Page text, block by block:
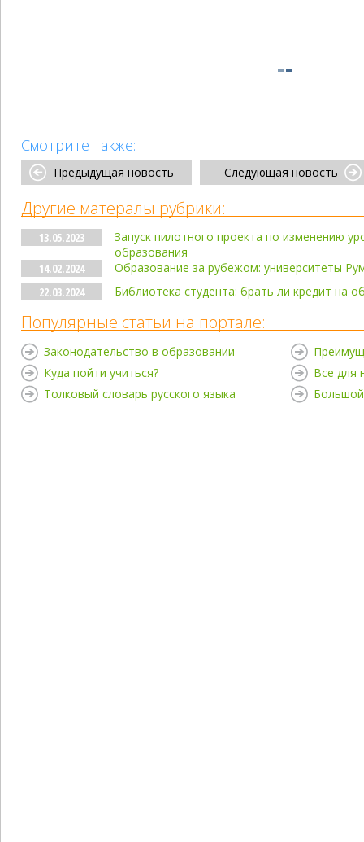
Смотрите также:
Предыдущая новость Следующая новость
Другие матералы рубрики:
13.05.2023
Запуск пилотного проекта по изменению
образования
14.02.2024
Образование за рубежом: университеты
22.03.2024
Библиотека студента: брать ли кредит на
Популярные статьи на портале:
Законодательство в образовании
Куда пойти учиться?
Толковый словарь русского языка
Все для
Большой